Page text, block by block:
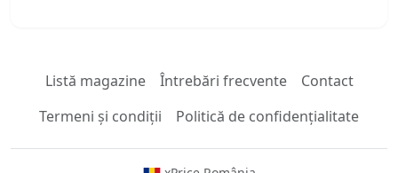
Listă magazine Întrebări frecvente
Contact
Termeni și condiții
Politică de confidențialitate